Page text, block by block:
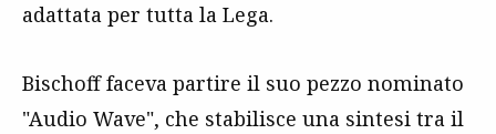
adattata per tutta la Lega.
Bischoff faceva partire il suo pezzo nominato
"Audio Wave", che stabilisce una sintesi tra il